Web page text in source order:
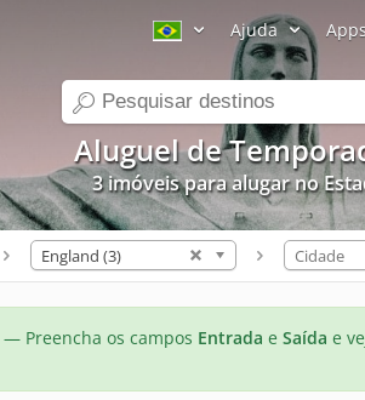
Aluguel de
3 imóveis para alugar no
search
Ajuda Apps
England (3) Cidade
— Preencha os campos Entrada e Saída e